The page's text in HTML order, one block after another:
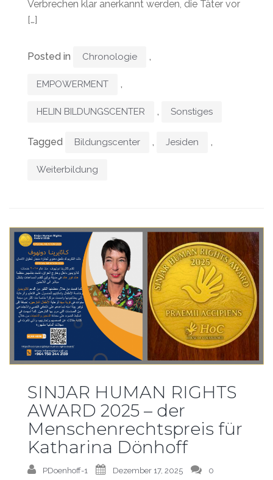
Verbrechen klar anerkannt werden, die Täter vor
[…]
Posted in Chronologie ,
EMPOWERMENT ,
HELIN BILDUNGSCENTER , Sonstiges
Tagged Bildungscenter , Jesiden ,
Weiterbildung
SINJAR HUMAN RIGHTS
AWARD 2025 – der
Menschenrechtspreis für
Katharina Dönhoff
PDoenhoff-1 Dezember 17, 2025
0